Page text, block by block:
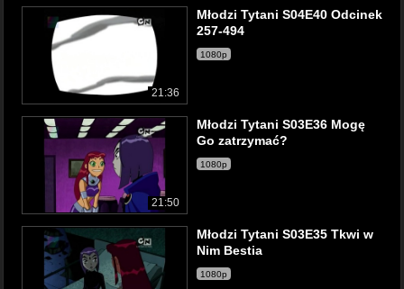
21:36
Młodzi Tytani S04E40 Odcinek
257-494
1080p
21:50
Młodzi Tytani S03E36 Mogę
Go zatrzymać?
1080p
Młodzi Tytani S03E35 Tkwi w
Nim Bestia
1080p